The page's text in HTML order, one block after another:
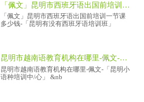
「佩文」昆明市西班牙语出国前培训一节课多少钱-「昆明有没有西班牙语培训班」
「佩文」昆明市西班牙语出国前培训一节课
多少钱-「昆明有没有西班牙语培训班」
昆明市越南语教育机构在哪里-佩文-「昆明小语种培训中/心」
昆明市越南语教育机构在哪里-佩文-「昆明小
语种培训中/心」 &nb